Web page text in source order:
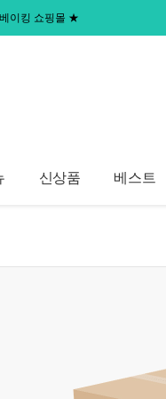
이킹 쇼핑몰 ★
신상품 베스트